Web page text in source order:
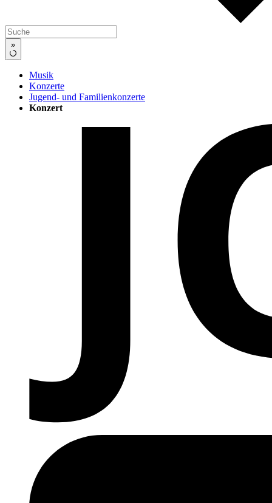
»
Musik
Konzerte
Jugend- und Familienkonzerte
Konzert